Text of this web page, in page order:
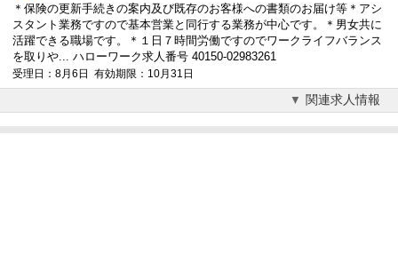
＊保険の更新手続きの案内及び既存のお客様への書類のお届け等＊アシ
スタント業務ですので基本営業と同行する業務が中心です。＊男女共に
活躍できる職場です。＊１日７時間労働ですのでワークライフバランス
を取りや... ハローワーク求人番号 40150-02983261
受理日：8月6日 有効期限：10月31日
関連求人情報